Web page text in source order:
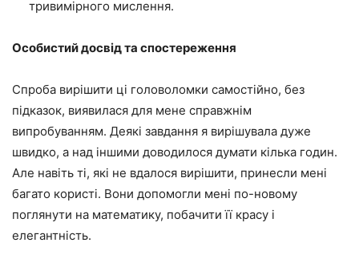
тривимірного мислення.
Особистий досвід та спостереження
Спроба вирішити ці головоломки самостійно, без
підказок, виявилася для мене справжнім
випробуванням. Деякі завдання я вирішувала дуже
швидко, а над іншими доводилося думати кілька годин.
Але навіть ті, які не вдалося вирішити, принесли мені
багато користі. Вони допомогли мені по-новому
поглянути на математику, побачити її красу і
елегантність.